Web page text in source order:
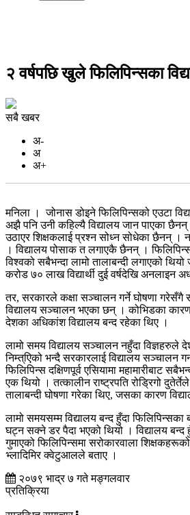
२ वर्षपछि खुले फिलिपिन्सका
सबै खबर
अ-
अ
अ+
मनिला । जोनास डोइने फिलिपिन्सको एउटा
अझै पनि उनी कहिल्यै विद्यालय जान पाएका
उठाएर शिक्षकलाई प्रश्न सोध्न सोधेका छैनन् ।
। विद्यालय पोसाक त लगाएकै छैनन् ।
विश्वको सबैभन्दा लामो तालाबन्दी लगाएको
करोड ७० लाख विद्यार्थी दुई वर्षदेखि अनलाइन
तर, सरकारले कक्षा सञ्चालन गर्ने घोषणा गरेसँगै
विद्यालय सञ्चालन भएका छन् । कोभिडका
देशका अधिकांश विद्यालय बन्द रहेका थिए ।
लामो समय विद्यालय सञ्चालन नहुँदा विज्ञहरुले
निम्त्एिको भन्दै सरकारलाई विद्यालय सञ्चालन
फिलिपिन्स दक्षिणपूर्व एसियामा महामारीबाट
एक थियो । तत्कालीन राष्ट्रपति रोड्रिगो
तालाबन्दी घोषणा गरेका थिए, जसका कारण
लामो समयसम्म विद्यालय बन्द हुँदा फिलिपिन्सका
घट्न सक्ने डर पैदा भएको थियो । विद्यालय बन्द
गुमाएको फिलिपिन्समा सरोकारवाला
भ्लादिमिर क्वेटुआलले बताए ।
२०७९ भाद्र ७ गते मङ्गलवार
प्रतिक्रिया